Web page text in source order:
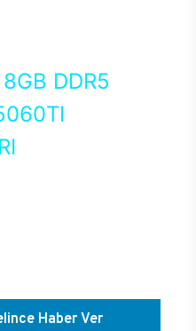
DDR5
Haber Ver